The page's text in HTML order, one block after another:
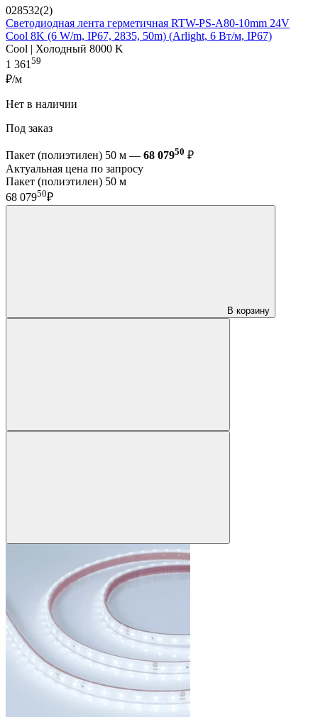
028532(2)
Светодиодная лента герметичная RTW-PS-A80-10mm 24V
Cool 8K (6 W/m, IP67, 2835, 50m) (Arlight, 6 Вт/м, IP67)
Cool | Холодный 8000 K
1 361 59
₽/м
Нет в наличии
Под заказ
Пакет (полиэтилен) 50 м — 68 07950 ₽
Актуальная цена по запросу
Пакет (полиэтилен) 50 м
68 07950₽
В корзину